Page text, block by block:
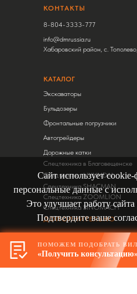
Сайт использует
персональные данные с
Это улучшает работу
Подтвердите ваше
Ок
Экскаваторы
Бульдозеры
Фронтальные погрузчики
Автогрейдеры
Дорожные катки
Спецтехника в Благовещенске
Спецтехника HYUNDAI
Спецтехника SHACMAN
Спецтехника ZOOMLION
Спецтехника SINOMACH
КАТАЛОГ
8-804-3333-777
info@dmrussia.ru
Хабаровский район, с.
КОНТАКТЫ
Запчасти
Статьи
ДОПОЛНИТЕЛЬНО
ПОМОЖЕМ ПОДОБРАТЬ
«Получить